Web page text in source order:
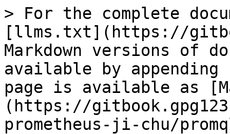
> For the complete
[llms.txt](https://
Markdown versions of
available by
page is available as
(https://
prometheus-ji-chu/